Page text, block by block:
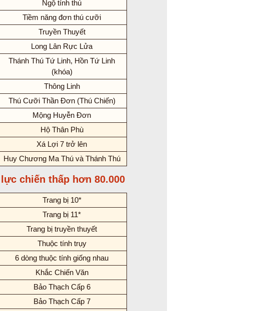
Ngộ tính thú
Tiềm năng đơn thú cưỡi
Truyền Thuyết
Long Lân Rực Lửa
Thánh Thú Tứ Linh, Hồn Tứ Linh
(khóa)
Thông Linh
Thú Cưỡi Thần Đơn (Thú Chiến)
Mộng Huyễn Đơn
Hộ Thân Phù
Xá Lợi 7 trở lên
Huy Chương Ma Thú và Thánh Thú
chiến thấp hơn 80.000
Trang bị 10*
Trang bị 11*
Trang bị truyền thuyết
Thuộc tính trụy
6 dòng thuộc tính giống nhau
Khắc Chiến Văn
Bảo Thạch Cấp 6
Bảo Thạch Cấp 7